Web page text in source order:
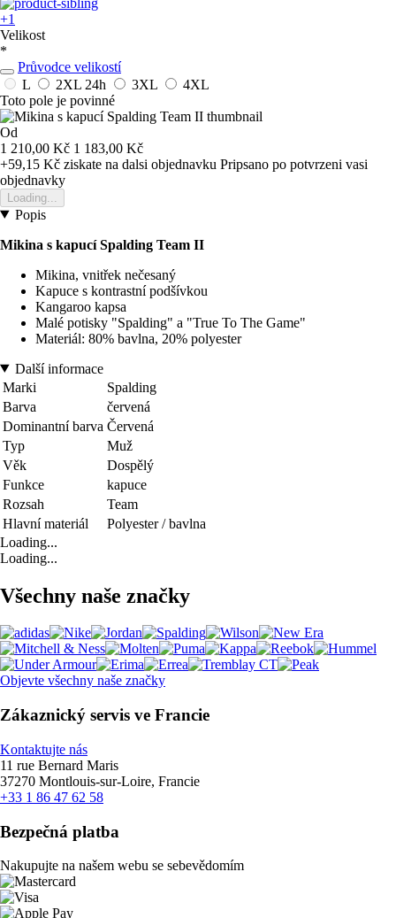
+1
Velikost
*
Průvodce velikostí
L
2XL 24h 3XL
4XL
Toto pole je povinné
Od
1 210,00 Kč 1 183,00 Kč
+59,15 Kč ziskate na dalsi objednavku Pripsano po potvrzeni vasi
objednavky
Loading...
Popis
Mikina s kapucí Spalding Team II
Mikina, vnitřek nečesaný
Kapuce s kontrastní podšívkou
Kangaroo kapsa
Malé potisky "Spalding" a "True To The Game"
Materiál: 80% bavlna, 20% polyester
Další informace
Marki
Spalding
Barva
červená
Dominantní barva Červená
Typ
Muž
Věk
Dospělý
Funkce
kapuce
Rozsah
Team
Hlavní materiál
Polyester / bavlna
Loading...
Loading...
Všechny naše značky
Objevte všechny naše značky
Zákaznický servis ve Francie
Kontaktujte nás
11 rue Bernard Maris
37270 Montlouis-sur-Loire, Francie
+33 1 86 47 62 58
Bezpečná platba
Nakupujte na našem webu se sebevědomím